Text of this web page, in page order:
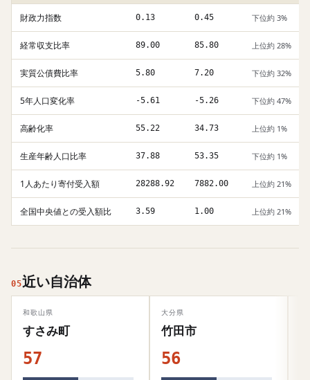
財政力指数 0.13 0.45 下位約 3%
経常収支比率 89.00 85.80 上位約 28%
実質公債費比率 5.80 7.20 下位約 32%
5年人口変化率 -5.61 -5.26 下位約 47%
高齢化率 55.22 34.73 上位約 1%
生産年齢人口比率 37.88 53.35 下位約 1%
1人あたり寄付受入額 28288.92 7882.00 上位約 21%
全国中央値との受入額比 3.59 1.00 上位約 21%
05近い自治体
和歌山県
すさみ町
57
大分県
竹田市
56